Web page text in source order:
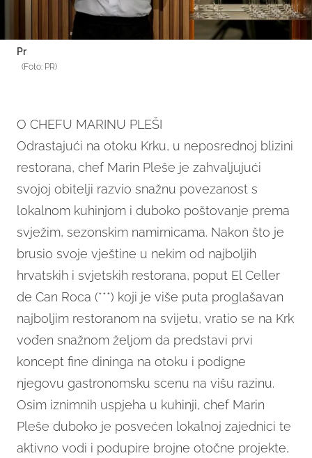
Pr
(Foto: PR)
O CHEFU MARINU PLEŠI
Odrastajući na otoku Krku, u neposrednoj blizini
restorana, chef Marin Pleše je zahvaljujući
svojoj obitelji razvio snažnu povezanost s
lokalnom kuhinjom i duboko poštovanje prema
svježim, sezonskim namirnicama. Nakon što je
brusio svoje vještine u nekim od najboljih
hrvatskih i svjetskih restorana, poput El Celler
de Can Roca (***) koji je više puta proglašavan
najboljim restoranom na svijetu, vratio se na Krk
vođen snažnom željom da predstavi prvi
koncept fine dininga na otoku i podigne
njegovu gastronomsku scenu na višu razinu.
Osim iznimnih uspjeha u kuhinji, chef Marin
Pleše duboko je posvećen lokalnoj zajednici te
aktivno vodi i podupire brojne otočne projekte,